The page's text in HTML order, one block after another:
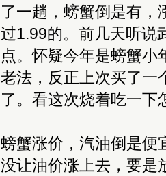
了一趟，螃蟹倒是有，
过1.99的。前几天听说
点。怀疑今年是螃蟹小
老法，反正上次买了一
了。看这次烧着吃一下
螃蟹涨价，汽油倒是便
没让油价涨上去，要是